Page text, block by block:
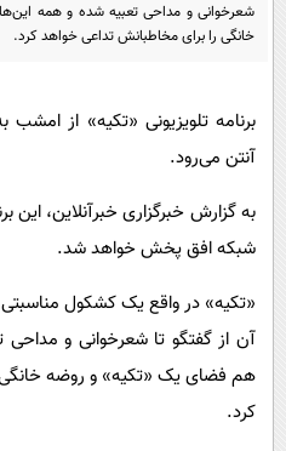
مجله ورزش
خواندنی ها و
آموزششعرخوانی و مداحی تعبیه شده و همه
خانگی را برای مخاطبانش تداعی خواهد کرد.
برنامه تلویزیونی «تکیه» از
آنتن می‌رود.
به گزارش خبرگزاری خبرآنلاین، این
شبکه افق پخش خواهد شد.
«تکیه» در واقع یک کشکول
آن از گفتگو تا شعرخوانی و
هم فضای یک «تکیه» و روضه خانگی
کرد.